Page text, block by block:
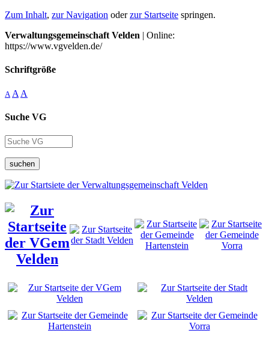
Zum Inhalt, zur Navigation oderzur Startseite springen.
Verwaltungsgemeinschaft Velden | Online:
https://www.vgvelden.de/
Schriftgröße
A A A
Suche VG
suchen